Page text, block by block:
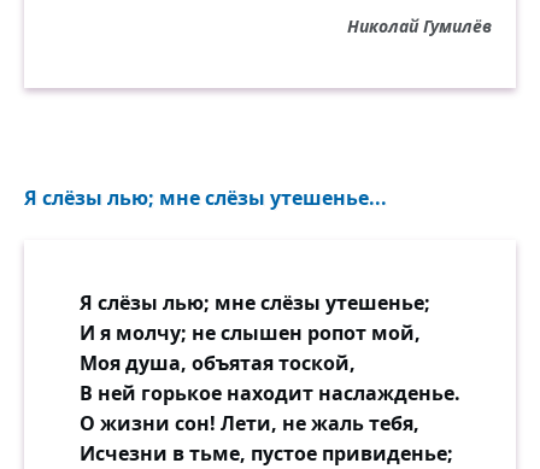
Я не буду печальным и злым.
Видны белые отсветы дня...
Николай Гумилёв
Я слёзы лью; мне слёзы утешенье...
Я слёзы лью; мне слёзы утешенье;
И я молчу; не слышен ропот мой,
Моя душа, объятая тоской,
В ней горькое находит наслажденье.
О жизни сон! Лети, не жаль тебя,
Исчезни в тьме, пустое привиденье;